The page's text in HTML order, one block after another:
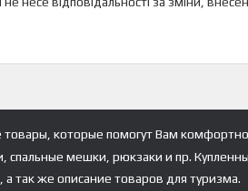
которые помогут Вам
спальные мешки, рюкзаки и пр.
так же описание товаров для туризма.